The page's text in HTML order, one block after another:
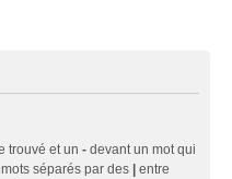
trouvé et un - devant un mot qui
séparés par des | entre